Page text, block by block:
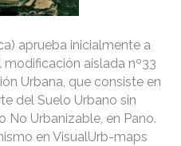
aprueba inicialmente a
aislada nº33
Urbana, que consiste en
del Suelo Urbano sin
No Urbanizable, en Pano.
en VisualUrb-maps